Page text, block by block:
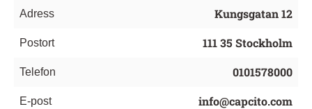
Adress Kungsgatan 12
Postort 111 35 Stockholm
Telefon 0101578000
E-post info@capcito.com